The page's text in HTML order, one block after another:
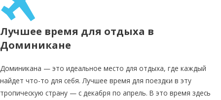
Лучшее время для отдыха в
Доминикане
Доминикана — это идеальное место для отдыха, где каждый
найдет что-то для себя. Лучшее время для поездки в эту
тропическую страну — с декабря по апрель. В это время здесь